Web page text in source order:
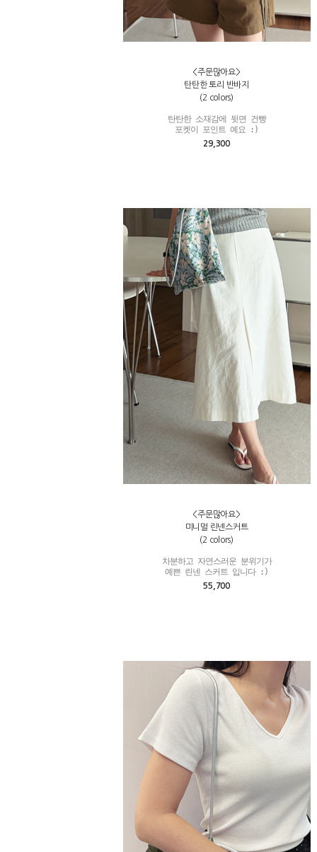
<주문많아요>
탄탄한 토리 반바지
(2 colors)
탄탄한 소재감에 뒷면 건빵
포켓이 포인트 예요 :)
29,300
<주문많아요>
미니멀 린넨스커트
(2 colors)
차분하고 자연스러운 분위기가
예쁜 린넨 스커트 입니다 :)
55,700